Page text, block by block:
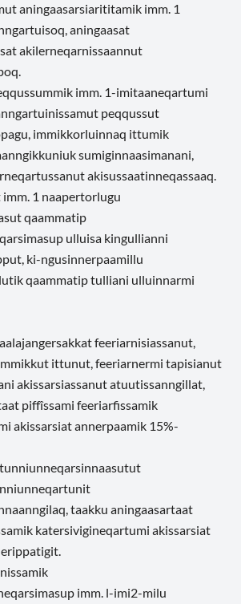
aningaasarsiarititamik imm. 1
aningaasat
akilerneqarnissaannut
imm. 1-imitaaneqartumi
peqqussut
immikkorluinnaq ittumik
sumiginnaasimanani,
akisussaatinneqassaaq.
imm. 1 naapertorlugu
qaammatip
ulluisa kingullianni
ki-ngusinnerpaamillu
qaammatip tulliani ulluinnarmi
feeriarnisiassanut,
ittunut, feeriarnermi tapisianut
akissarsiassanut atuutissanngillat,
piffîssami feeriarfissamik
akissarsiat annerpaamik 15%-
taakku aningaasartaat
katersivigineqartumi akissarsiat
imm. l-imi2-milu